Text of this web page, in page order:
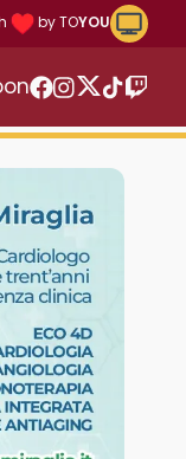
by TOYOU
Twitter